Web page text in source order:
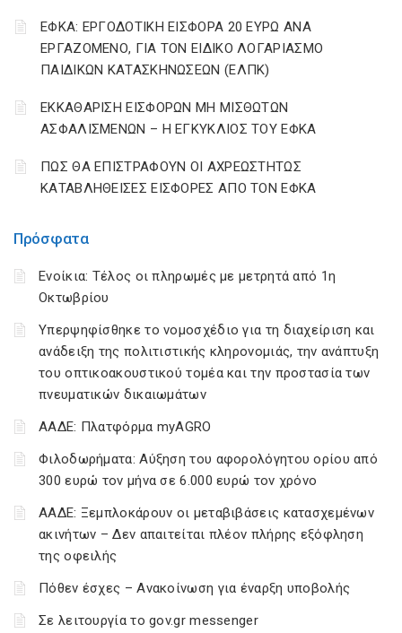
Πρόσφατα
Ενοίκια: Τέλος οι πληρωμές με μετρητά από 1η
Οκτωβρίου
Υπερψηφίσθηκε το νομοσχέδιο για τη διαχείριση και
ανάδειξη της πολιτιστικής κληρονομιάς, την ανάπτυξη
του οπτικοακουστικού τομέα και την προστασία των
πνευματικών δικαιωμάτων
ΑΑΔΕ: Πλατφόρμα myAGRO
Φιλοδωρήματα: Αύξηση του αφορολόγητου ορίου από
300 ευρώ τον μήνα σε 6.000 ευρώ τον χρόνο
ΑΑΔΕ: Ξεμπλοκάρουν οι μεταβιβάσεις κατασχεμένων
ακινήτων – Δεν απαιτείται πλέον πλήρης εξόφληση
της οφειλής
Πόθεν έσχες – Ανακοίνωση για έναρξη υποβολής
Σε λειτουργία το gov.gr messenger
ΕΦΚΑ: ΕΡΓΟΔΟΤΙΚΗ ΕΙΣΦΟΡΑ 20 ΕΥΡΩ ΑΝΑ
ΕΡΓΑΖΟΜΕΝΟ, ΓΙΑ ΤΟΝ ΕΙΔΙΚΟ ΛΟΓΑΡΙΑΣΜΟ
ΠΑΙΔΙΚΩΝ ΚΑΤΑΣΚΗΝΩΣΕΩΝ (ΕΛΠΚ)
ΕΚΚΑΘΑΡΙΣΗ ΕΙΣΦΟΡΩΝ ΜΗ ΜΙΣΘΩΤΩΝ
ΑΣΦΑΛΙΣΜΕΝΩΝ – Η ΕΓΚΥΚΛΙΟΣ ΤΟΥ ΕΦΚΑ
ΠΩΣ ΘΑ ΕΠΙΣΤΡΑΦΟΥΝ ΟΙ ΑΧΡΕΩΣΤΗΤΩΣ
ΚΑΤΑΒΛΗΘΕΙΣΕΣ ΕΙΣΦΟΡΕΣ ΑΠΟ ΤΟΝ ΕΦΚΑ